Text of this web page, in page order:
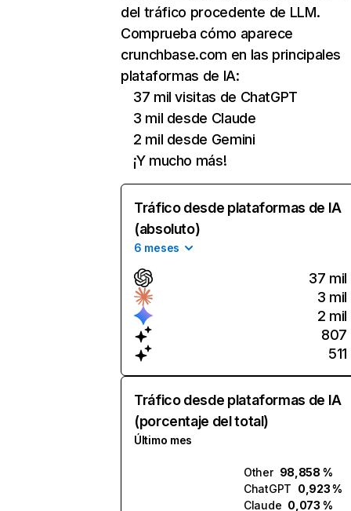
del tráfico procedente de LLM.
Comprueba cómo aparece
crunchbase.com en las principales
plataformas de IA:
37 mil visitas de ChatGPT
3 mil desde Claude
2 mil desde Gemini
¡Y mucho más!
Tráfico desde plataformas de IA
(absoluto)
6 meses
37 mil
3 mil
2 mil
807
511
Tráfico desde plataformas de IA
(porcentaje del total)
Último mes
Other 98,858 %
ChatGPT 0,923 %
Claude 0,073 %